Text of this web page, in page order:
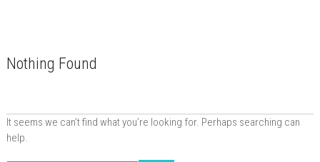
Nothing Found
It seems we can’t find what you’re looking for. Perhaps searching can
help.